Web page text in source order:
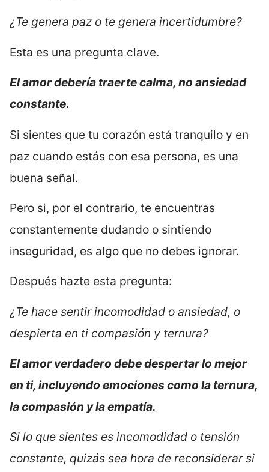
¿Te genera paz o te genera incertidumbre?
Esta es una pregunta clave.
El amor debería traerte calma, no ansiedad
constante.
Si sientes que tu corazón está tranquilo y en
paz cuando estás con esa persona, es una
buena señal.
Pero si, por el contrario, te encuentras
constantemente dudando o sintiendo
inseguridad, es algo que no debes ignorar.
Después hazte esta pregunta:
¿Te hace sentir incomodidad o ansiedad, o
despierta en ti compasión y ternura?
El amor verdadero debe despertar lo mejor
en ti, incluyendo emociones como la ternura,
la compasión y la empatía.
Si lo que sientes es incomodidad o tensión
constante, quizás sea hora de reconsiderar si